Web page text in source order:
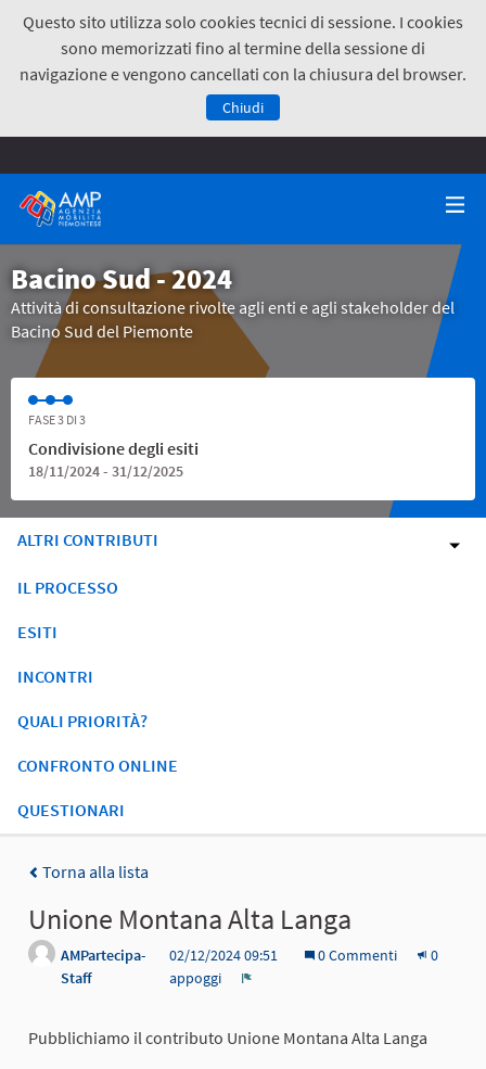
Questo sito utilizza solo cookies tecnici di sessione. I cookies
sono memorizzati fino al termine della sessione di
navigazione e vengono cancellati con la chiusura del browser.
Chiudi
Bacino Sud - 2024
Attività di consultazione rivolte agli enti e agli stakeholder del
Bacino Sud del Piemonte
FASE 3 DI 3
Condivisione degli esiti
18/11/2024 - 31/12/2025
ALTRI CONTRIBUTI
IL PROCESSO
ESITI
INCONTRI
QUALI PRIORITÀ?
CONFRONTO ONLINE
QUESTIONARI
Torna alla lista
Unione Montana Alta Langa
AMPartecipa-
Staff
02/12/2024 09:51 0 Commenti
0
appoggi
Pubblichiamo il contributo Unione Montana Alta Langa